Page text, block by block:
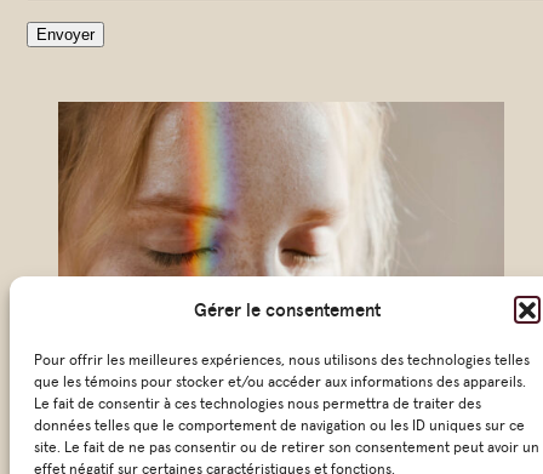
Gérer le consentement
Pour offrir les meilleures expériences, nous utilisons des technologies telles
que les témoins pour stocker et/ou accéder aux informations des appareils.
Le fait de consentir à ces technologies nous permettra de traiter des
données telles que le comportement de navigation ou les ID uniques sur ce
site. Le fait de ne pas consentir ou de retirer son consentement peut avoir un
effet négatif sur certaines caractéristiques et fonctions.
oEnvoyer